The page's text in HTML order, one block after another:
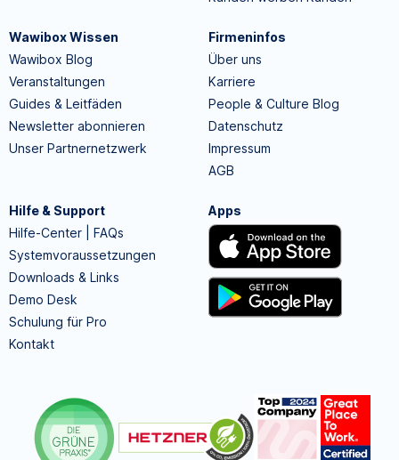
Wawibox Wissen
Wawibox Blog
Veranstaltungen
Guides & Leitfäden
Newsletter abonnieren
Unser Partnernetzwerk
Firmeninfos
Über uns
Karriere
People & Culture Blog
Datenschutz
Impressum
AGB
Hilfe & Support
Hilfe-Center | FAQs
Systemvoraussetzungen
Downloads & Links
Demo Desk
Schulung für Pro
Kontakt
Apps